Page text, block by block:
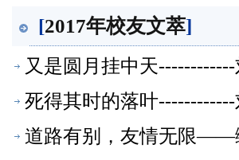
[2017年校友文萃]
又是圆月挂中天
死得其时的落叶
道路有别，友情无限——